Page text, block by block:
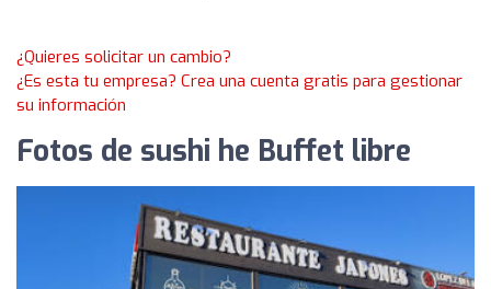
¿Quieres solicitar un cambio?
¿Es esta tu empresa? Crea una cuenta gratis para gestionar
su información
Fotos de sushi he Buffet libre